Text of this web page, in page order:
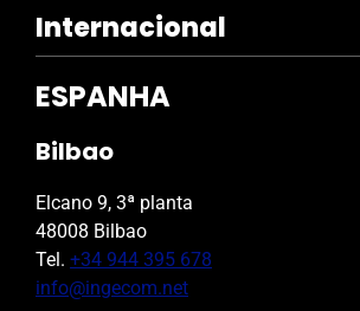
Internacional
ESPANHA
Bilbao
Elcano 9, 3ª planta
48008 Bilbao
Tel. +34 944 395 678
info@ingecom.net